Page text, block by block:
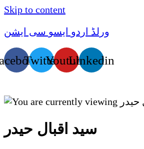
Skip to content
ورلڈ اردو ایسو سی ایشن
TwitterYoutubeLinkedin
سید اقبال حیدر